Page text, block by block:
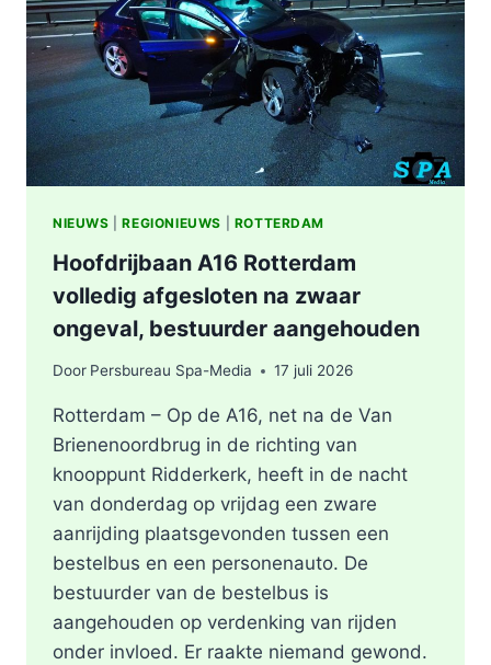
RICHTING
ROTTERDAM
NIEUWS |REGIONIEUWS ROTTERDAM
Hoofdrijbaan A16 Rotterdam
volledig afgesloten na zwaar
ongeval, bestuurder aangehouden
Door Persbureau Spa-Media 17 juli 2026
Rotterdam – Op de A16, net na de Van
Brienenoordbrug in de richting van
knooppunt Ridderkerk, heeft in de nacht
van donderdag op vrijdag een zware
aanrijding plaatsgevonden tussen een
bestelbus en een personenauto. De
bestuurder van de bestelbus is
aangehouden op verdenking van rijden
onder invloed. Er raakte niemand gewond.